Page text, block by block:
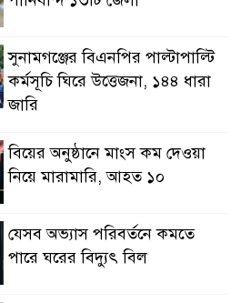
সুনামগঞ্জের বিএনপির পাল্টাপাল্টি
কর্মসূচি ঘিরে উত্তেজনা, ১৪৪ ধারা
জারি
বিয়ের অনুষ্ঠানে মাংস কম দেওয়া
নিয়ে মারামারি, আহত ১০
যেসব অভ্যাস পরিবর্তনে কমতে
পারে ঘরের বিদ্যুৎ বিল